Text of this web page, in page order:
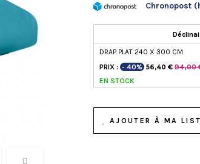
Chronopost
DRAP PLAT 240 X 300 CM
PRIX : - 40% 56,40 € 94,00
EN STOCK
AJOUTER À MA